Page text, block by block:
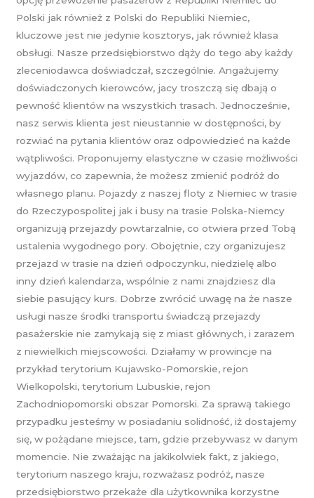
Polski jak również z Polski do Republiki Niemiec,
kluczowe jest nie jedynie kosztorys, jak również klasa
obsługi. Nasze przedsiębiorstwo dąży do tego aby każdy
zleceniodawca doświadczał, szczególnie. Angażujemy
doświadczonych kierowców, jacy troszczą się dbają o
pewność klientów na wszystkich trasach. Jednocześnie,
nasz serwis klienta jest nieustannie w dostępności, by
rozwiać na pytania klientów oraz odpowiedzieć na każde
wątpliwości. Proponujemy elastyczne w czasie możliwości
wyjazdów, co zapewnia, że możesz zmienić podróż do
własnego planu. Pojazdy z naszej floty z Niemiec w trasie
do Rzeczypospolitej jak i busy na trasie Polska-Niemcy
organizują przejazdy powtarzalnie, co otwiera przed Tobą
ustalenia wygodnego pory. Obojętnie, czy organizujesz
przejazd w trasie na dzień odpoczynku, niedzielę albo
inny dzień kalendarza, wspólnie z nami znajdziesz dla
siebie pasujący kurs. Dobrze zwrócić uwagę na że nasze
usługi nasze środki transportu świadczą przejazdy
pasażerskie nie zamykają się z miast głównych, i zarazem
z niewielkich miejscowości. Działamy w prowincje na
przykład terytorium Kujawsko-Pomorskie, rejon
Wielkopolski, terytorium Lubuskie, rejon
Zachodniopomorski obszar Pomorski. Za sprawą takiego
przypadku jesteśmy w posiadaniu solidność, iż dostajemy
się, w pożądane miejsce, tam, gdzie przebywasz w danym
momencie. Nie zważając na jakikolwiek fakt, z jakiego,
terytorium naszego kraju, rozważasz podróż, nasze
przedsiębiorstwo przekaże dla użytkownika korzystne